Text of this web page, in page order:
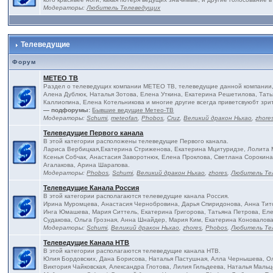
Модераторы:Любитель Телеведущих
Телеведущие
Форум
МЕТЕО ТВ
Раздел о телеведущих компании МЕТЕО ТВ, телеведущие данной
Алена Дублюк, Наталья Зотова, Елена Уткина, Екатерина Решетилова,
Каллиопина, Елена Котельникова и многие другие всегда приветсвуюбт
— подфорумы: Бывшие ведущие Метео-ТВ
Модераторы:Schumi,meteofan,Phobos,Cruz,Великий дракон Ньхао,
Телеведущие Первого канала
В этой категории расположены телеведущие Первого канала.
Лариса Вербицкая,Екатерина Стриженова, Екатерина Мцитуридзе,
Ксенья Собчак, Анастасия Заворотнюк, Елена Проклова, Светлана
Агалакова, Арина Шарапова.
Модераторы:Phobos,Schumi,Великий дракон Ньхао,zhores,Любитель
Телеведущие Канала Россия
В этой категории располагаются телеведущие канала Россия.
Ирина Муромцева, Анастасия Чернобровина, Дарья Спиридонова, Анна
Инга Юмашева, Мария Ситтель, Екатерина Григорова, Татьяна Петрова,
Судакова, Ольга Грозная, Анна Шнайдер, Мария Ким, Екатерина
Модераторы:Schumi,Великий дракон Ньхао,zhores,Phobos,Любитель
Телеведущие Канала НТВ
В этой категории располагаются телеведущие канала НТВ.
Юлия Бордовских, Дана Борисова, Наталья Пастушная, Алла Чернышева,
Виктория Чайковская, Александра Глотова, Лилия Гильдеева, Наталья